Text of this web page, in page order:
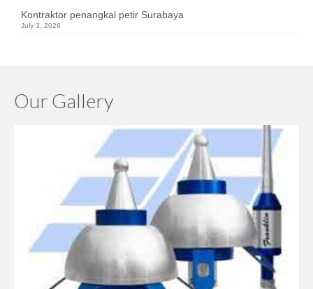
Kontraktor penangkal petir Surabaya
July 3, 2026
Our Gallery